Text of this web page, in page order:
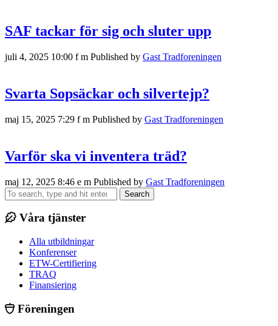
SAF tackar för sig och sluter upp
juli 4, 2025 10:00 f m Published by Gast Tradforeningen
Svarta Sopsäckar och silvertejp?
maj 15, 2025 7:29 f m Published by Gast Tradforeningen
Varför ska vi inventera träd?
maj 12, 2025 8:46 e m Published by Gast Tradforeningen
Search
Våra tjänster
Alla utbildningar
Konferenser
ETW-Certifiering
TRAQ
Finansiering
Föreningen